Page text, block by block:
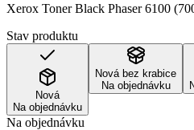
Xerox Toner Black Phaser 6100
Stav produktu
Nová
Na objednávku
Nová bez krabice
Na objednávku
Na objednávku